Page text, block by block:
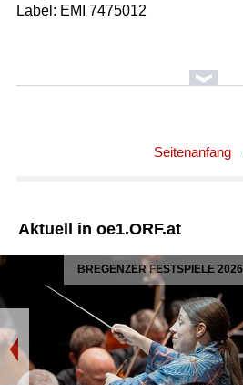
Label: EMI 7475012
Seitenanfang
Aktuell in oe1.ORF.at
BREGENZER FESTSPIELE 2026